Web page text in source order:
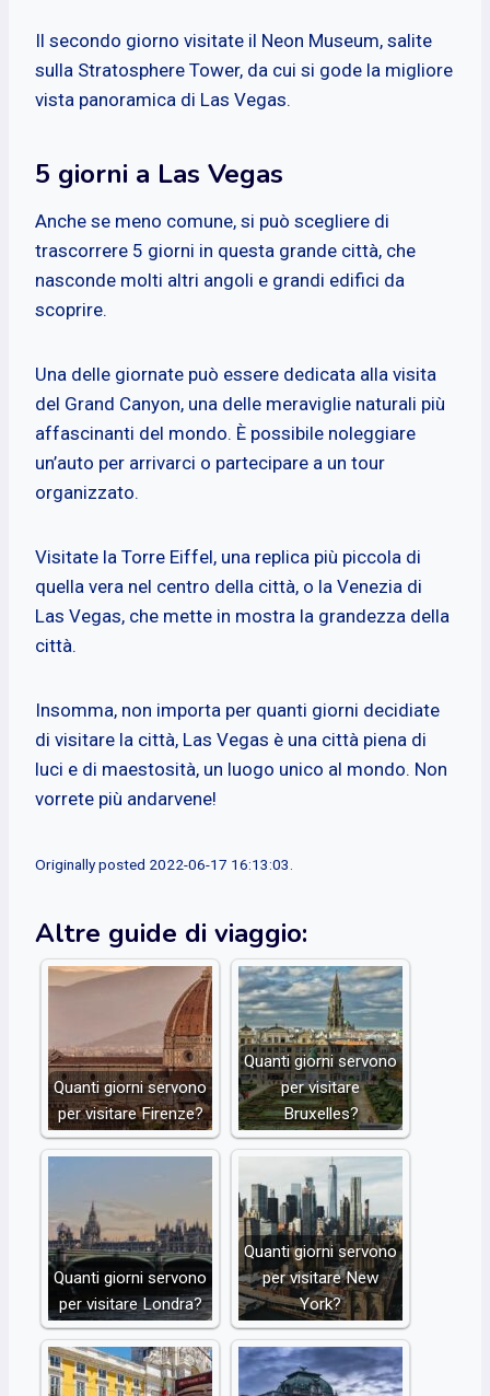
Il secondo giorno visitate il Neon Museum, salite
sulla Stratosphere Tower, da cui si gode la migliore
vista panoramica di Las Vegas.
5 giorni a Las Vegas
Anche se meno comune, si può scegliere di
trascorrere 5 giorni in questa grande città, che
nasconde molti altri angoli e grandi edifici da
scoprire.
Una delle giornate può essere dedicata alla visita
del Grand Canyon, una delle meraviglie naturali più
affascinanti del mondo. È possibile noleggiare
un’auto per arrivarci o partecipare a un tour
organizzato.
Visitate la Torre Eiffel, una replica più piccola di
quella vera nel centro della città, o la Venezia di
Las Vegas, che mette in mostra la grandezza della
città.
Insomma, non importa per quanti giorni decidiate
di visitare la città, Las Vegas è una città piena di
luci e di maestosità, un luogo unico al mondo. Non
vorrete più andarvene!
Originally posted 2022-06-17 16:13:03.
Altre guide di viaggio:
Quanti giorni servono
per visitare Firenze?
Quanti giorni servono
per visitare
Bruxelles?
Quanti giorni servono
per visitare Londra?
Quanti giorni servono
per visitare New
York?